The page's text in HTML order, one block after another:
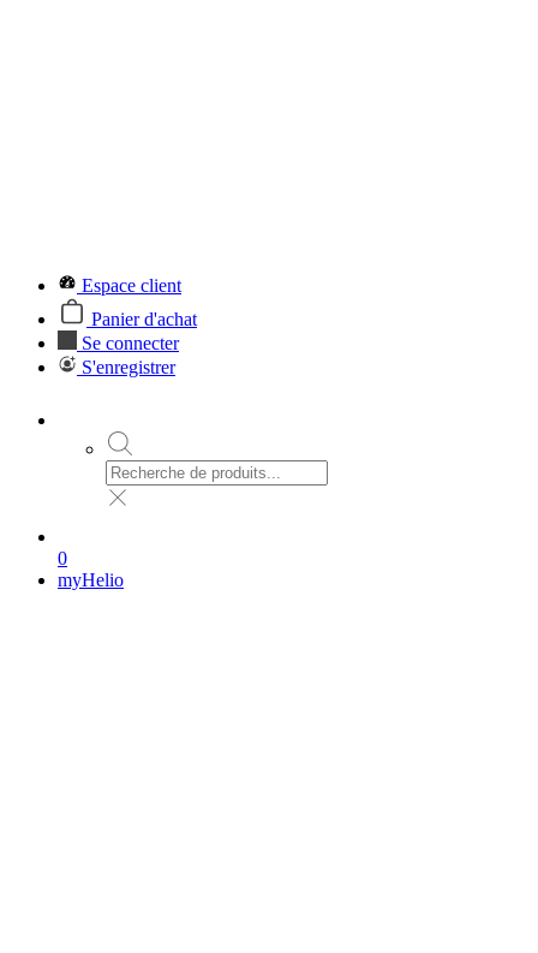
Espace client
Panier d'achat
Se connecter
S'enregistrer
0
myHelio